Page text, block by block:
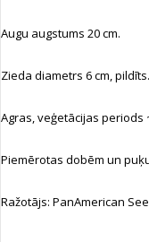
Augu augstums 20 cm.
Zieda diametrs 6 cm, pildīts.
Agras, veģetācijas
Piemērotas dobēm un
Ražotājs: PanAmerican